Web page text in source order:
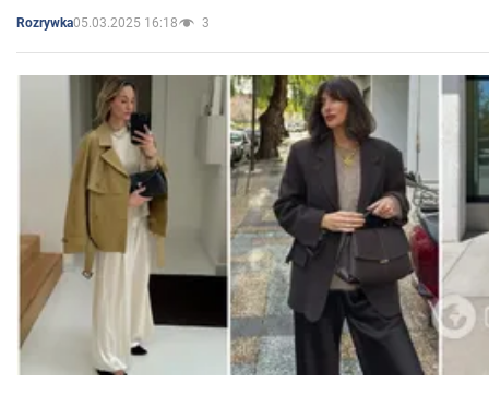
Rozrywka05.03.2025 16:18 3